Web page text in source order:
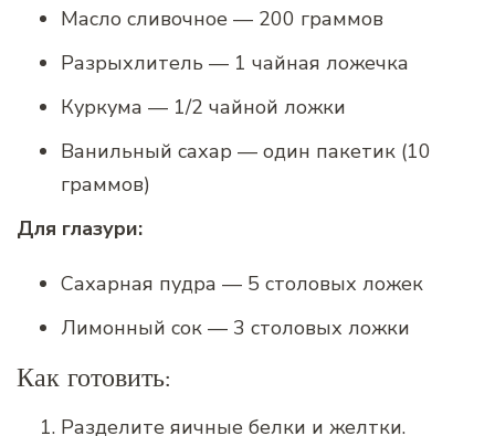
Масло сливочное — 200 граммов
Разрыхлитель — 1 чайная ложечка
Куркума — 1/2 чайной ложки
Ванильный сахар — один пакетик (10
граммов)
Для глазури:
Сахарная пудра — 5 столовых ложек
Лимонный сок — 3 столовых ложки
Как готовить:
Разделите яичные белки и желтки.